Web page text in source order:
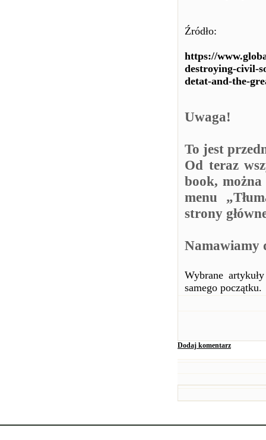
Źródło:
https://
destroying-civil-
detat-and-the-
Uwaga!
To jest
Od teraz
book,
menu
strony
Namawiamy
Wybrane
samego początku.
Dodaj komentarz